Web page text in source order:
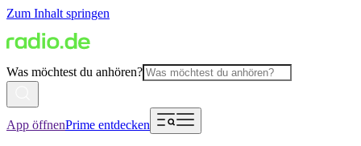
Zum Inhalt springen
Was möchtest du anhören?
App öffnenPrime entdecken